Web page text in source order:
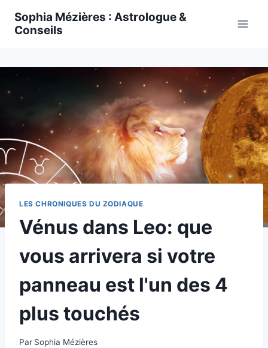
Sophia Mézières : Astrologue &
Conseils
LES CHRONIQUES DU ZODIAQUE
Vénus dans Leo: que
vous arrivera si votre
panneau est l'un des 4
plus touchés
Par Sophia Mézières